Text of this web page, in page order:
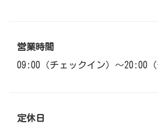
営業時間
09:00（チェックイン）～20:00（
定休日